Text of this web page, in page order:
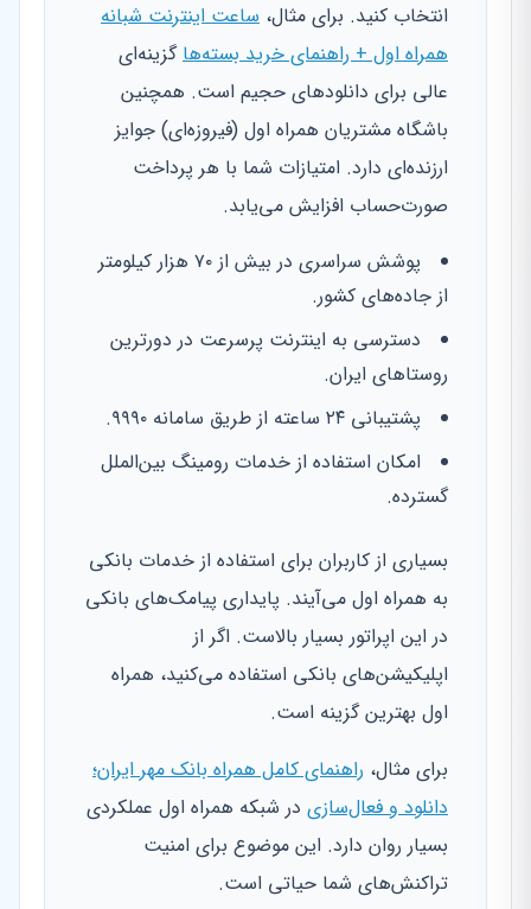
انتخاب کنید. برای مثال، ساعت اینترنت شبانه
همراه اول + راهنمای خرید بسته‌هاگزینه‌ای
عالی برای دانلودهای حجیم است. همچنین
باشگاه مشتریان همراه اول (فیروزه‌ای) جوایز
ارزنده‌ای دارد. امتیازات شما با هر پرداخت
صورت‌حساب افزایش می‌یابد.
پوشش سراسری در بیش از ۷۰ هزار کیلومتر
از جاده‌های کشور.
دسترسی به اینترنت پرسرعت در دورترین
روستاهای ایران.
پشتیبانی ۲۴ ساعته از طریق سامانه ۹۹۹۰.
امکان استفاده از خدمات رومینگ بین‌الملل
گسترده.
بسیاری از کاربران برای استفاده از خدمات بانکی
به همراه اول می‌آیند. پایداری پیامک‌های بانکی
در این اپراتور بسیار بالاست. اگر از
اپلیکیشن‌های بانکی استفاده می‌کنید، همراه
اول بهترین گزینه است.
برای مثال، راهنمای کامل همراه بانک مهر ایران؛
دانلود و فعال‌سازی در شبکه همراه اول عملکردی
بسیار روان دارد. این موضوع برای امنیت
تراکنش‌های شما حیاتی است.